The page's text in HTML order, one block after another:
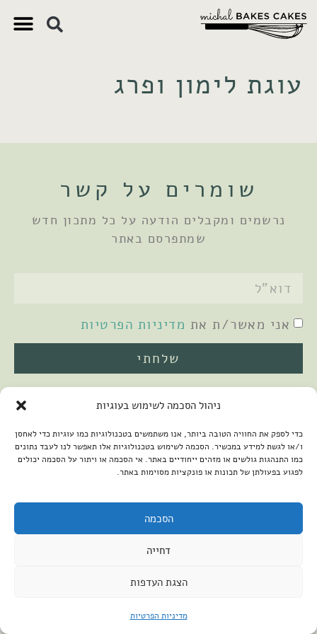
ניהול הסכמה לשימוש בעוגיות
כדי לספק את החוויה הטובה ביותר, אנו משתמשים בטכנולוגיות כמו עוגיות כדי לאחסן
ו/או לגשת למידע במכשיר. הסכמה לשימוש בטכנולוגיות אלו תאפשר לנו לעבד נתונים
כמו התנהגות גולשים או מזהים ייחודיים באתר. אי הסכמה או ויתור על הסכמה יכולים
לפגוע בפעולתן של תכונות או פונקציות מסוימות באתר.
הסכמה
דחייה
הצגת העדפות
מדיניות הפרטיות
עוגת לימון ופרג
שומרים על קשר
נרשמים ומקבלים הודעה על כל מתכון חדש
שמתפרסם באתר
אני מאשר/ת את מדיניות הפרטיות
שלחתי
2026 © כל הזכויות שמורות למיכל שמיר
הצהרת נגישות